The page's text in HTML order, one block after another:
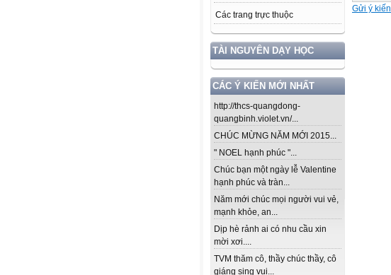
Các trang trực thuộc
TÀI NGUYÊN DẠY HỌC
CÁC Ý KIẾN MỚI NHẤT
http://thcs-quangdong-
quangbinh.violet.vn/...
CHÚC MỪNG NĂM MỚI 2015...
" NOEL hạnh phúc "...
Chúc bạn một ngày lễ Valentine
hạnh phúc và tràn...
Năm mới chúc mọi người vui vẻ,
mạnh khỏe, an...
Dịp hè rảnh ai có nhu cầu xin
mời xơi....
TVM thăm cô, thầy chúc thầy, cô
giáng sing vui...
Gửi ý kiến